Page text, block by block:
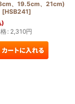
、19.5cm、21cm)
[HSB241]
)
: 2,310円